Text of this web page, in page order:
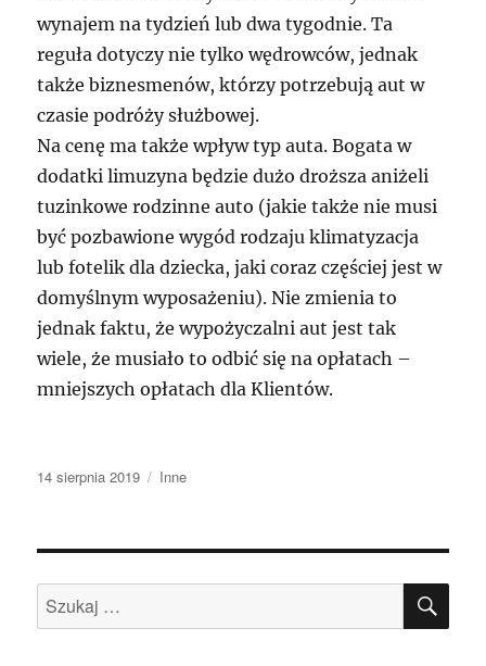
wynajem na tydzień lub dwa tygodnie. Ta
reguła dotyczy nie tylko wędrowców, jednak
także biznesmenów, którzy potrzebują aut w
czasie podróży służbowej.
Na cenę ma także wpływ typ auta. Bogata w
dodatki limuzyna będzie dużo droższa aniżeli
tuzinkowe rodzinne auto (jakie także nie musi
być pozbawione wygód rodzaju klimatyzacja
lub fotelik dla dziecka, jaki coraz częściej jest w
domyślnym wyposażeniu). Nie zmienia to
jednak faktu, że wypożyczalni aut jest tak
wiele, że musiało to odbić się na opłatach –
mniejszych opłatach dla Klientów.
Data
14 sierpnia 2019 Kategorie
Inne
Szukaj: